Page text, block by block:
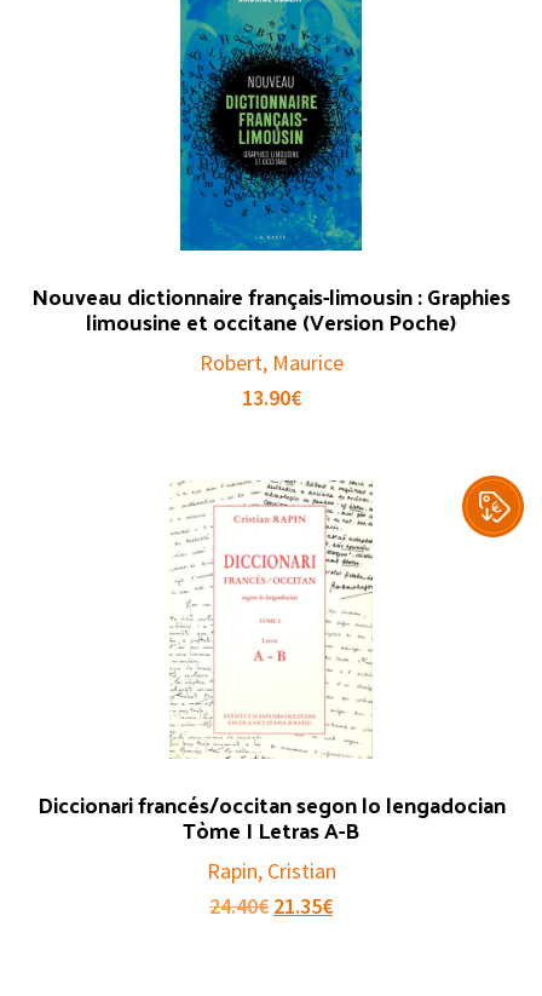
Nouveau dictionnaire français-limousin : Graphies
limousine et occitane (Version Poche)
Robert, Maurice
13.90€
Diccionari francés/occitan segon lo lengadocian
Tòme I Letras A-B
Rapin, Cristian
24.40€ Le
21.35€Le